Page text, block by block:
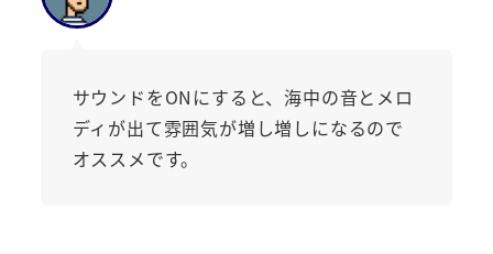
サウンドをONにすると、海中の音とメロ
ディが出て雰囲気が増し増しになるので
オススメです。